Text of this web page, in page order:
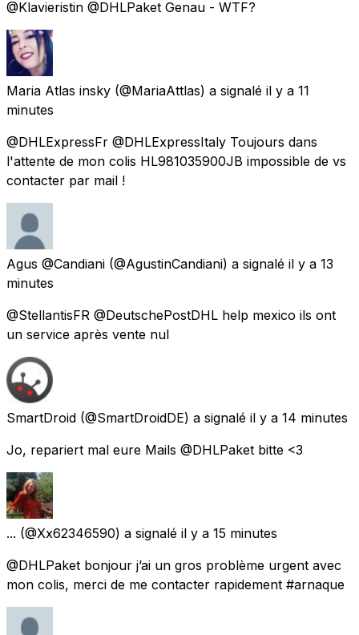
@Klavieristin @DHLPaket Genau - WTF?
Maria Atlas insky (@MariaAttlas) a signalé il y a 11
minutes
@DHLExpressFr @DHLExpressItaly Toujours dans
l'attente de mon colis HL981035900JB impossible de vs
contacter par mail !
Agus @Candiani (@AgustinCandiani) a signalé il y a 13
minutes
@StellantisFR @DeutschePostDHL help mexico ils ont
un service après vente nul
SmartDroid (@SmartDroidDE) a signalé il y a 14 minutes
Jo, repariert mal eure Mails @DHLPaket bitte <3
... (@Xx62346590) a signalé il y a 15 minutes
@DHLPaket bonjour j’ai un gros problème urgent avec
mon colis, merci de me contacter rapidement #arnaque